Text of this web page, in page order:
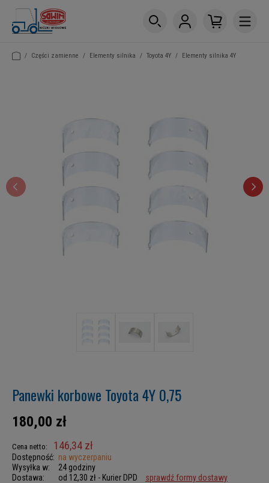
/ Części zamienne / Elementy silnika / Toyota 4Y / Elementy silnika 4Y
Panewki korbowe Toyota 4Y 0,75
180,00 zł
Cena netto: 146,34 zł
Dostępność: na wyczerpaniu
Wysyłka w:
24 godziny
Dostawa:
od 12,30 zł - Kurier DPD sprawdź formy dostawy